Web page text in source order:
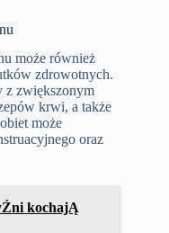
może również
zdrowotnych.
z zwiększonym
krwi, a także
może
oraz
kochajĄ